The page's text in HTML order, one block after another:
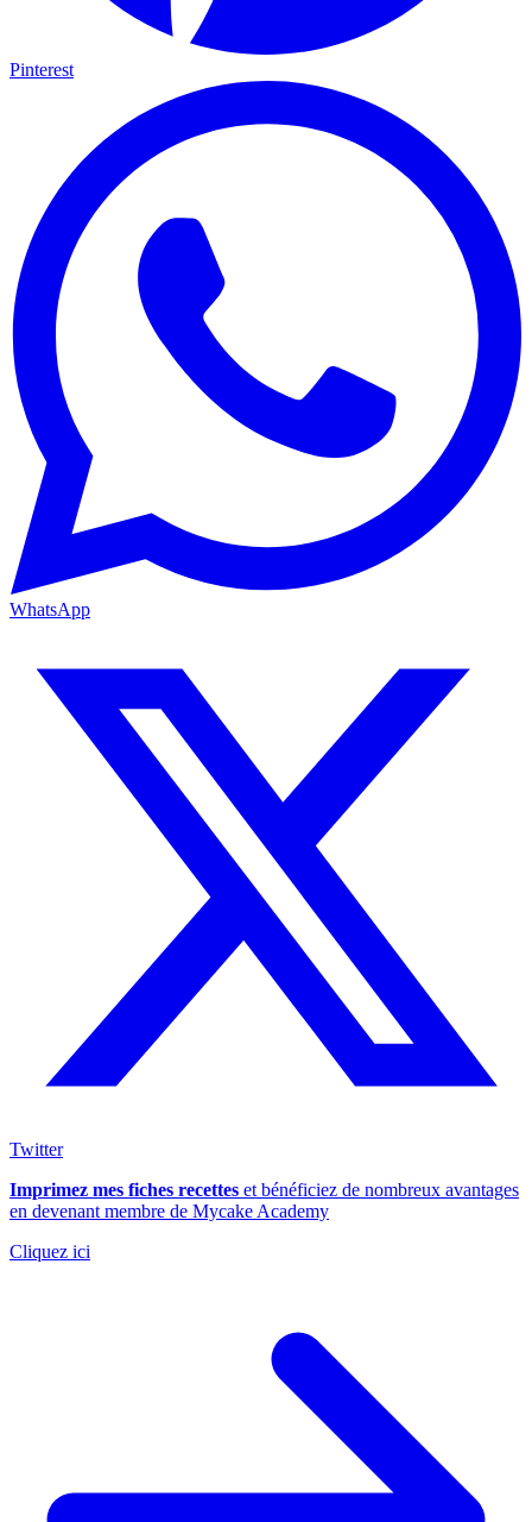
Pinterest
WhatsApp
Twitter
Imprimez mes fiches recettes et bénéficiez de nombreux avantages
en devenant membre de Mycake Academy
Cliquez ici